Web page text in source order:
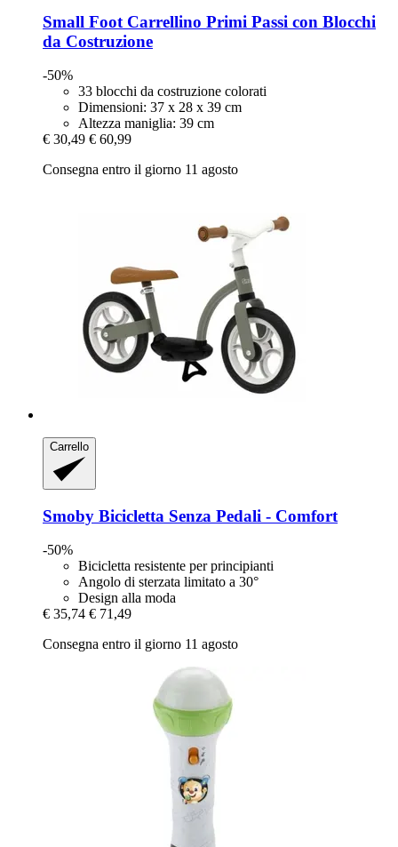
Small Foot Carrellino Primi Passi con Blocchi
da Costruzione
-50%
33 blocchi da costruzione colorati
Dimensioni: 37 x 28 x 39 cm
Altezza maniglia: 39 cm
€ 30,49 € 60,99
Consegna entro il giorno 11 agosto
Carrello
Smoby Bicicletta Senza Pedali -​ Comfort
-50%
Bicicletta resistente per principianti
Angolo di sterzata limitato a 30°
Design alla moda
€ 35,74 € 71,49
Consegna entro il giorno 11 agosto